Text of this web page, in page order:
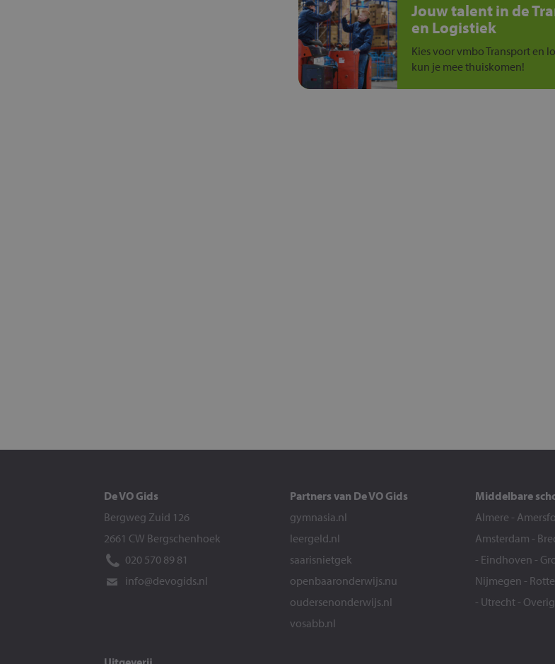
Jouw talent in de
en Logistiek
Kies voor vmbo Transport en
kun je mee thuiskomen!
De VO Gids
Bergweg Zuid 126
2661 CW Bergschenhoek
020 570 89 81
info@devogids.nl
Partners van De VO Gids
gymnasia.nl
leergeld.nl
saarisnietgek
openbaaronderwijs.nu
oudersenonderwijs.nl
vosabb.nl
Middelbare
Almere -
Amsterdam -
- Eindhoven -
Nijmegen -
- Utrecht -